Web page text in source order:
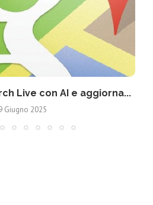
Live con AI e aggiorna...
Giugno 2025